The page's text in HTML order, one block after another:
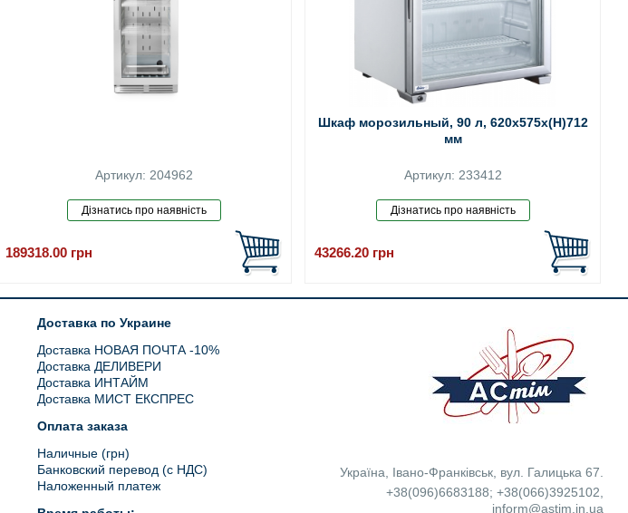
Артикул: 204962
189318.00 грн
Шкаф морозильный, 90 л, 620x575x(H)712
мм
Артикул: 233412
43266.20 грн
Доставка по Украине
Доставка НОВАЯ ПОЧТА -10%
Доставка ДЕЛИВЕРИ
Доставка ИНТАЙМ
Доставка МИСТ ЕКСПРЕС
Оплата заказа
Наличные (грн)
Банковский перевод (с НДС)
Наложенный платеж
Україна Івано-Франківськ, вул. Галицька 67.
+38(096)6683188; +38(066)3925102
inform@astim.in.ua